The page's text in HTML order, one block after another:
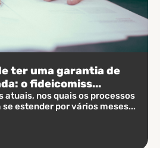
ter uma garantia de
o fideicomiss...
atuais, nos quais os processos
estender por vários meses...